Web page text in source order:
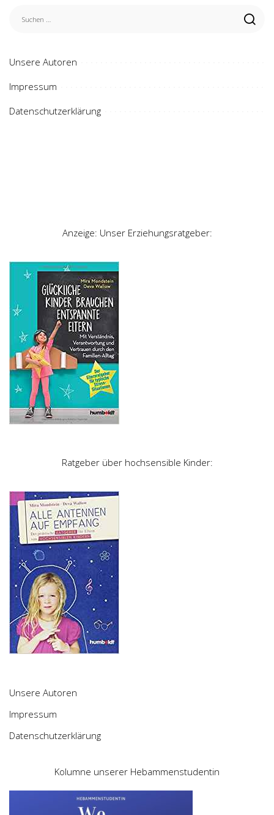
Unsere Autoren
Impressum
Datenschutzerklärung
Anzeige: Unser Erziehungsratgeber:
Ratgeber über hochsensible Kinder:
Unsere Autoren
Impressum
Datenschutzerklärung
Kolumne unserer Hebammenstudentin